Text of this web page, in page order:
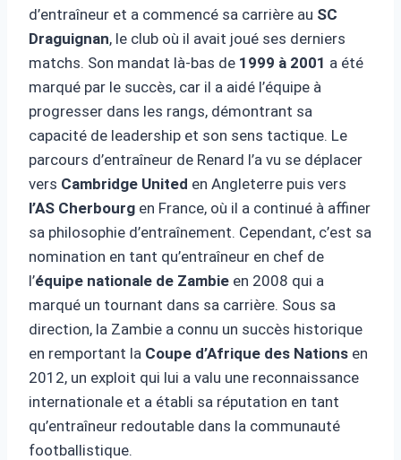
d’entraîneur et a commencé sa carrière au SC
Draguignan, le club où il avait joué ses derniers
matchs. Son mandat là-bas de 1999 à 2001 a été
marqué par le succès, car il a aidé l’équipe à
progresser dans les rangs, démontrant sa
capacité de leadership et son sens tactique. Le
parcours d’entraîneur de Renard l’a vu se déplacer
vers Cambridge United en Angleterre puis vers
l’AS Cherbourg en France, où il a continué à affiner
sa philosophie d’entraînement. Cependant, c’est sa
nomination en tant qu’entraîneur en chef de
l’équipe nationale de Zambie en 2008 qui a
marqué un tournant dans sa carrière. Sous sa
direction, la Zambie a connu un succès historique
en remportant la Coupe d’Afrique des Nations en
2012, un exploit qui lui a valu une reconnaissance
internationale et a établi sa réputation en tant
qu’entraîneur redoutable dans la communauté
footballistique.